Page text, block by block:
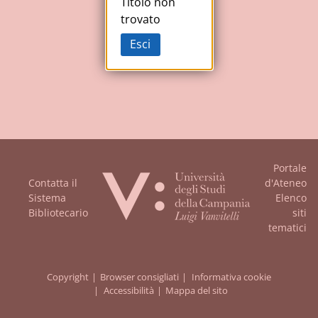
Contatta il
Sistema
Bibliotecario
Portale
d'Ateneo
Elenco
siti
tematici
Copyright Browser consigliati
Informativa cookie
Accessibilità
Mappa del sito
trovato
Esci